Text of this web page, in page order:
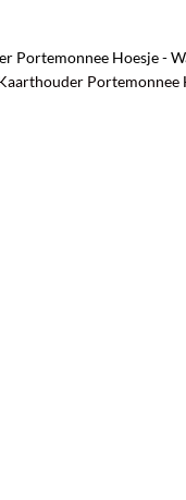
Portemonnee Hoesje -
Portemonnee